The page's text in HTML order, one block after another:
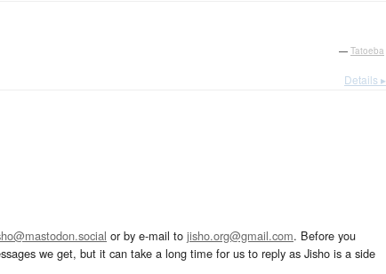
— Tatoeba
Details ▸
or by e-mail to jisho.org@gmail.com. Before you
we get, but it can take a long time for us to reply as Jisho is a side